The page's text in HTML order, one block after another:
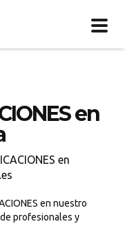
en
en
.es
en nuestro
profesionales y